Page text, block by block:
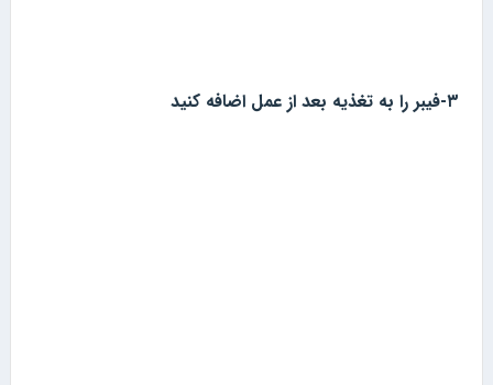
۳-فیبر را به تغذیه بعد از عمل اضافه کنید